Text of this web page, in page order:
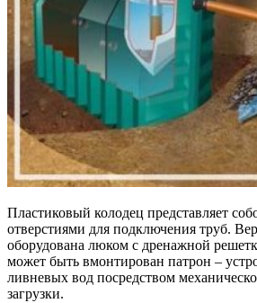
Пластиковый колодец представляет
отверстиями для подключения труб.
оборудована люком с дренажной
может быть вмонтирован патрон –
ливневых вод посредством
загрузки.